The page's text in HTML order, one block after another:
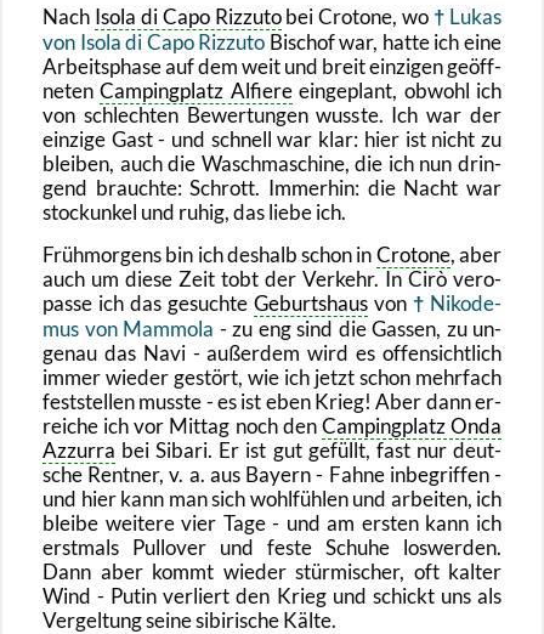
Nach Isola di Capo Riz­zu­tobei Cro­to­ne, wo
Lukas
von Isola di Capo Riz­zu­to Bi­schof war, hatte ich eine
Ar­beits­pha­se auf dem weit und breit ein­zi­gen ge­öff­
ne­tenCam­ping­platz Al­fie­reein­ge­plant, ob­wohl ich
von schlech­ten Be­wer­tun­gen wuss­te. Ich war der
ein­zi­ge Gast - und schnell war klar: hier ist nicht zu
blei­ben, auch die Wasch­ma­schi­ne, die ich nun drin­
gend brauch­te: Schrott. Im­mer­hin: die Nacht war
sto­ckun­kel und ruhig, das liebe ich.
Früh­mor­gens bin ich des­halb schon inCro­to­ne, aber
auch um diese Zeit tobt der Ver­kehr. In Cirò ver­o­
pas­se ich das ge­such­te Ge­burts­haus von
Ni­ko­de­
mus von Mam­mo­la - zu eng sind die Gas­sen, zu un­
ge­nau das Navi - au­ßer­dem wird es of­fen­sicht­lich
immer wie­der ge­stört, wie ich jetzt schon mehr­fach
fest­stel­len muss­te - es ist eben Krieg! Aber dann er­
rei­che ich vor Mit­tag noch denCam­ping­platz Onda
Az­zur­ra bei Si­ba­ri. Er ist gut ge­füllt, fast nur deut­
sche Rent­ner, v. a. aus Bay­ern - Fahne in­be­grif­fen -
und hier kann man sich wohl­füh­len und ar­bei­ten, ich
blei­be wei­te­re vier Tage - und am ers­ten kann ich
erst­mals Pull­over und feste Schu­he los­wer­den.
Dann aber kommt wie­der stür­mi­scher, oft kal­ter
Wind - Putin ver­liert den Krieg und schickt uns als
Ver­gel­tung seine si­bi­ri­sche Kälte.